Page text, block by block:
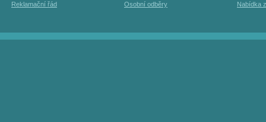
Reklamační řád
Osobní odběry
Nabídka